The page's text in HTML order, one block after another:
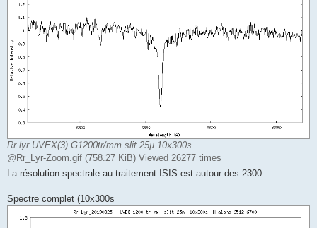
Rr lyr UVEX(3) G1200tr/mm slit 25µ 10x300s
@Rr_Lyr-Zoom.gif (758.27 KiB) Viewed 26277 times
La résolution spectrale au traitement ISIS est autour des 2300.
Spectre complet (10x300s